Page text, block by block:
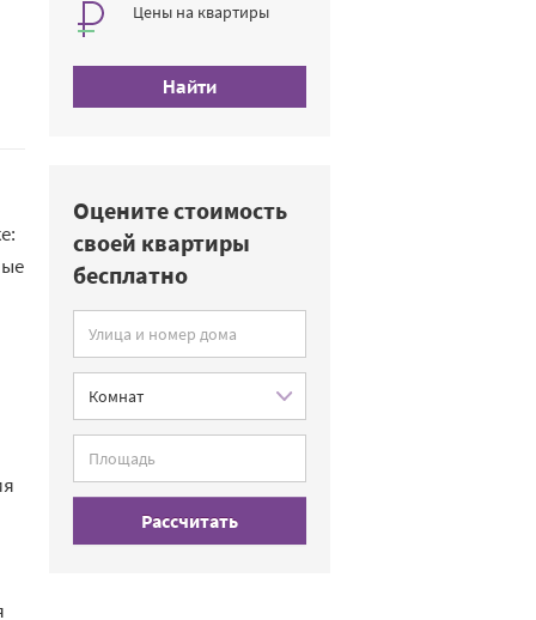
Цены на квартиры
Найти
Оцените стоимость
своей квартиры
бесплатно
Рассчитать